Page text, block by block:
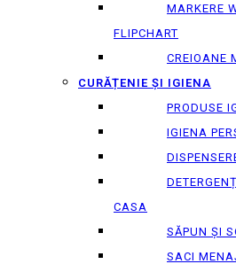
MARKERE
FLIPCHART
CREIOANE
CURĂȚENIE ȘI IGIENA
PRODUSE
IGIENA
CASA
SĂPUN ȘI
SACI